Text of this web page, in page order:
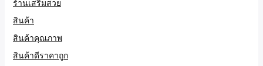
ร้านเสริมสวย
สินค้า
สินค้าคุณภาพ
สินค้าดีราคาถูก